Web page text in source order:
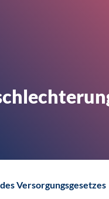
Versorgungsgesetzes